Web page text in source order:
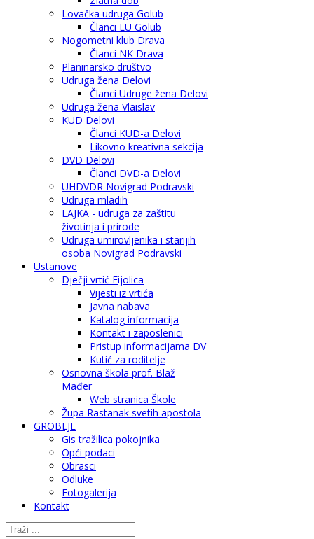
Lovačka udruga Golub
Članci LU Golub
Nogometni klub Drava
Članci NK Drava
Planinarsko društvo
Udruga žena Delovi
Članci Udruge žena Delovi
Udruga žena Vlaislav
KUD Delovi
Članci KUD-a Delovi
Likovno kreativna sekcija
DVD Delovi
Članci DVD-a Delovi
UHDVDR Novigrad Podravski
Udruga mladih
LAJKA - udruga za zaštitu
životinja i prirode
Udruga umirovljenika i starijih
osoba Novigrad Podravski
Ustanove
Dječji vrtić Fijolica
Vijesti iz vrtića
Javna nabava
Katalog informacija
Kontakt i zaposlenici
Pristup informacijama DV
Kutić za roditelje
Osnovna škola prof. Blaž
Mađer
Web stranica Škole
Župa Rastanak svetih apostola
GROBLJE
Gis tražilica pokojnika
Opći podaci
Obrasci
Odluke
Fotogalerija
Kontakt